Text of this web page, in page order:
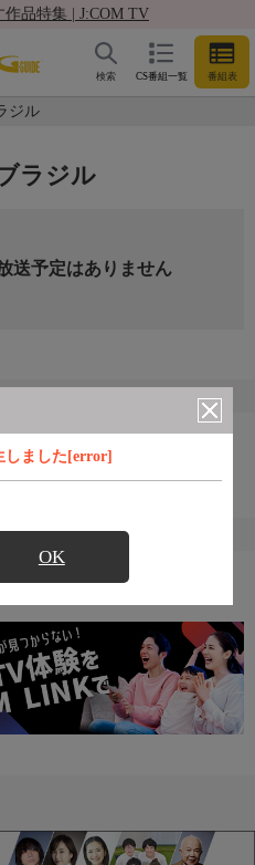
品特集 | J:COM TV
CS番組一覧 番組表
検索
ジル
しました[error]
OK
ラジル
送予定はありません